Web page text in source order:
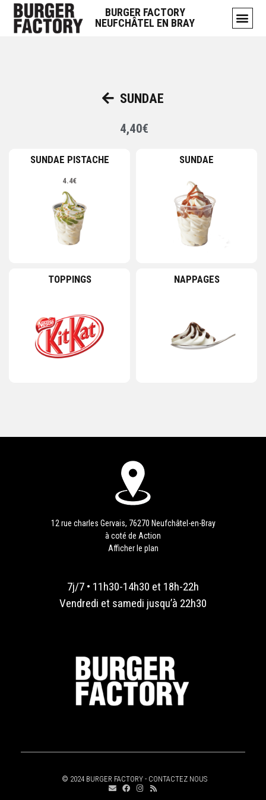
BURGER FACTORY
NEUFCHÂTEL EN BRAY
Sundae
SUNDAE
4,40€
SUNDAE PISTACHE
4.4€
SUNDAE
TOPPINGS NAPPAGES
12 rue charles Gervais, 76270 Neufchâtel-en-Bray
à coté de Action
Afficher le plan
7j/7 • 11h30-14h30 et 18h-22h
Vendredi et samedi jusqu’à 22h30
© 2024 BURGER FACTORY - CONTACTEZ NOUS